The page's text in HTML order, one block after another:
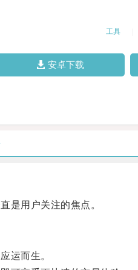
工具
安卓下载
用户关注的焦点。
运而生。